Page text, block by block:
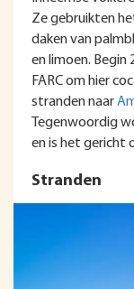
Ze gebruikten
daken van
en limoen. Begin
FARC om hier
stranden naar
Tegenwoordig
en is het gericht
Stranden